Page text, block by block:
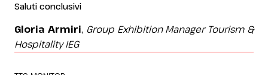
Saluti conclusivi
Gloria Armiri, Group Exhibition Manager Tourism &
Hospitality IEG